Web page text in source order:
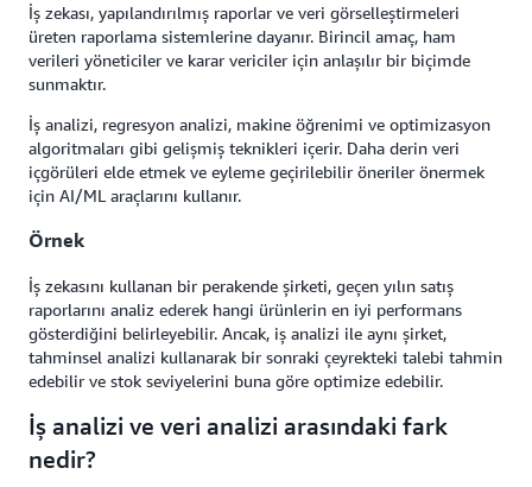
İş zekası, yapılandırılmış raporlar ve veri görselleştirmeleri
üreten raporlama sistemlerine dayanır. Birincil amaç, ham
verileri yöneticiler ve karar vericiler için anlaşılır bir biçimde
sunmaktır.
İş analizi, regresyon analizi, makine öğrenimi ve optimizasyon
algoritmaları gibi gelişmiş teknikleri içerir. Daha derin veri
içgörüleri elde etmek ve eyleme geçirilebilir öneriler önermek
için AI/ML araçlarını kullanır.
Örnek
İş zekasını kullanan bir perakende şirketi, geçen yılın satış
raporlarını analiz ederek hangi ürünlerin en iyi performans
gösterdiğini belirleyebilir. Ancak, iş analizi ile aynı şirket,
tahminsel analizi kullanarak bir sonraki çeyrekteki talebi tahmin
edebilir ve stok seviyelerini buna göre optimize edebilir.
İş analizi ve veri analizi arasındaki fark
nedir?